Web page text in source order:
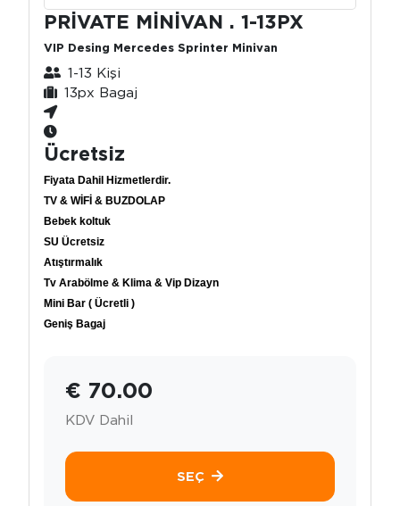
PRİVATE MİNİVAN . 1-13PX
VIP Desing Mercedes Sprinter Minivan
1-13 Kişi
13px Bagaj
Ücretsiz
Fiyata Dahil Hizmetlerdir.
TV & WİFİ & BUZDOLAP
Bebek koltuk
SU Ücretsiz
Atıştırmalık
Tv Arabölme & Klima & Vip Dizayn
Mini Bar ( Ücretli )
Geniş Bagaj
€ 70.00
KDV Dahil
SEÇ